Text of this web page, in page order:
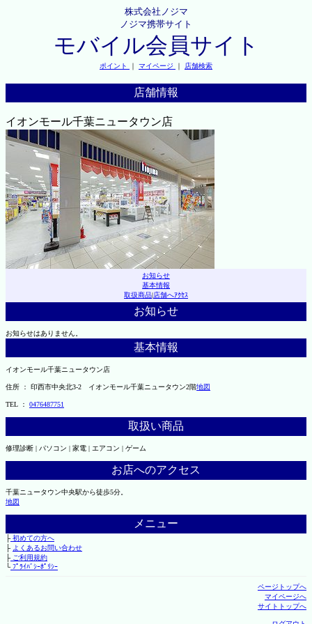
株式会社ノジマ
ノジマ携帯サイト
モバイル会員サイト
ポイント ｜ マイページ ｜ 店舗検索
店舗情報
イオンモール千葉ニュータウン店
お知らせ
基本情報
取扱商品|店舗へｱｸｾｽ
お知らせ
お知らせはありません。
基本情報
イオンモール千葉ニュータウン店
住所 ： 印西市中央北3-2 イオンモール千葉ニュータウン2階地図
TEL ： 0476487751
取扱い商品
修理診断 | パソコン | 家電 | エアコン | ゲーム
お店へのアクセス
千葉ニュータウン中央駅から徒歩5分。
地図
メニュー
├初めての方へ
├ よくあるお問い合わせ
├ご利用規約
└ﾌﾟﾗｲﾊﾞｼｰﾎﾟﾘｼｰ
ページトップへ
マイページへ
サイトトップへ